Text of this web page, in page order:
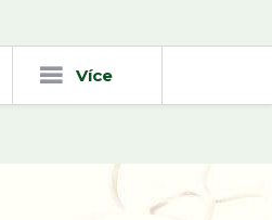
Více